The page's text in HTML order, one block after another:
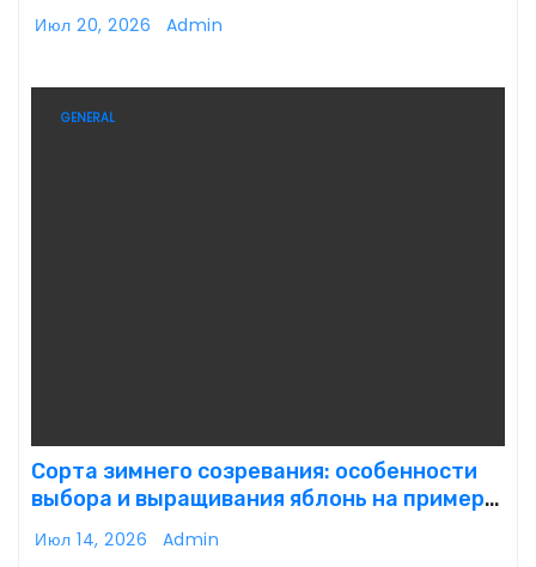
Июл 20, 2026 Admin
GENERAL
Сорта зимнего созревания: особенности
выбора и выращивания яблонь на примере
иммунного сорта Кандиль орловский
Июл 14, 2026 Admin